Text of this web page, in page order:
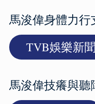
馬浚偉身體力
TVB娛樂新
馬浚偉技癢與